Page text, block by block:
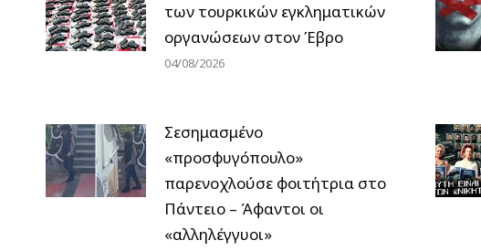
των τουρκικών εγκληματικών
οργανώσεων στον Έβρο
04/08/2026
Σεσημασμένο
«προσφυγόπουλο»
παρενοχλούσε φοιτήτρια στο
Πάντειο – Άφαντοι οι
«αλληλέγγυοι»